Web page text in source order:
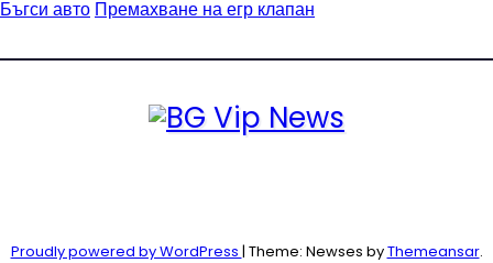
Бъгси авто Премахване на егр клапан
Proudly powered by WordPress | Theme: Newses byThemeansar.